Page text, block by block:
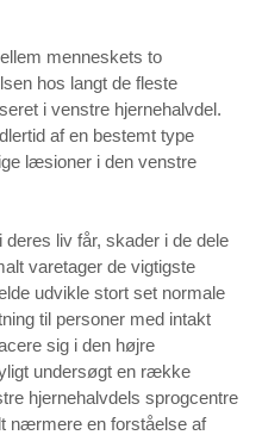
menneskets to
hos langt de fleste
i venstre hjernehalvdel.
af en bestemt type
læsioner i den venstre
liv får, skader i de dele
varetager de vigtigste
udvikle stort set normale
til personer med intakt
sig i den højre
undersøgt en række
hjernehalvdels sprogcentre
nærmere en forståelse af